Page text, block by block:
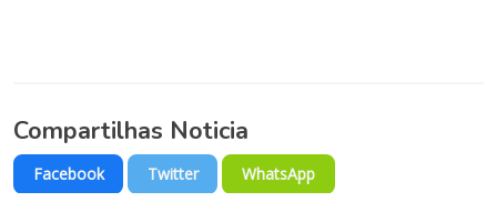
Compartilhas Noticia
Facebook Twitter WhatsApp